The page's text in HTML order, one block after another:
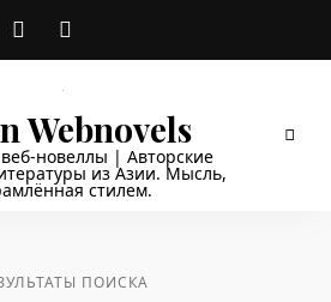
Webnovels
новеллы | Авторские
из Азии. Мысль,
стилем.
ПОИСКА